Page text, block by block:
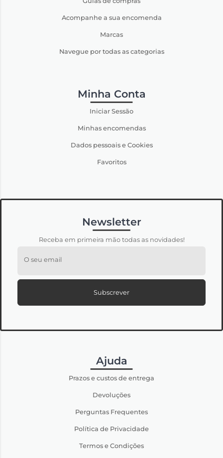
Acompanhe a sua encomenda
Marcas
Navegue por todas as categorias
Minha Conta
Iniciar Sessão
Minhas encomendas
Dados pessoais e Cookies
Favoritos
Newsletter
Receba em primeira mão todas as novidades!
O seu email
Subscrever
Ajuda
Prazos e custos de entrega
Devoluções
Perguntas Frequentes
Política de Privacidade
Termos e Condições